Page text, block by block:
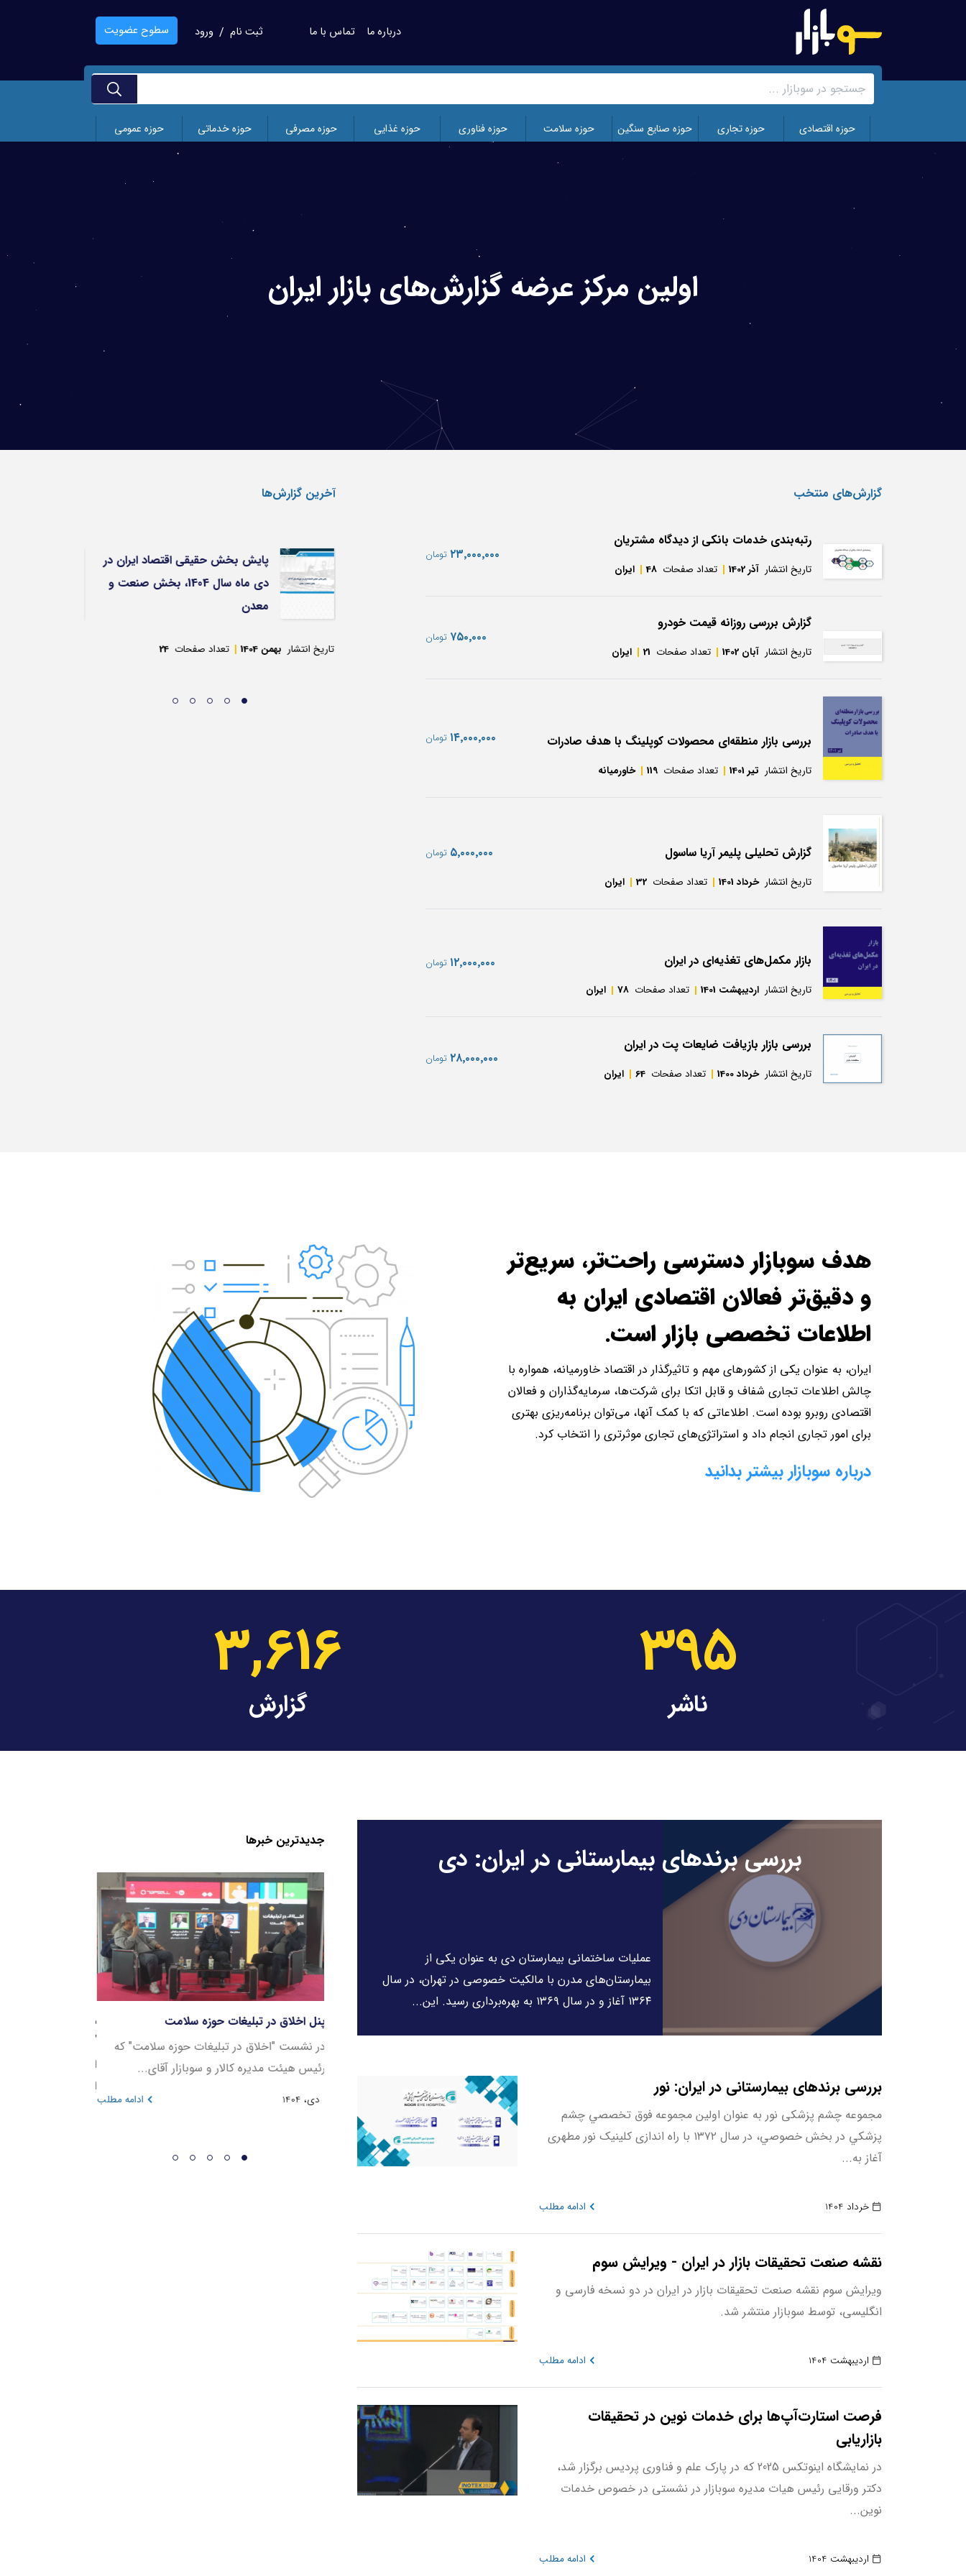
درباره ما تماس با ما ثبت نام / ورود سطوح عضویت
حوزه اقتصادی حوزه تجاری حوزه صنایع سنگین حوزه سلامت حوزه فناوری حوزه غذایی حوزه مصرفی حوزه خدماتی حوزه عمومی
اولین مرکز عرضه گزارش‌های بازار ایران
گزارش‌های منتخب
رتبه‌بندی خدمات بانکی از دیدگاه مشتریان
تاریخ انتشار آذر 1402 تعداد صفحات 48 ایران
‎۲۳٬۰۰۰٬۰۰۰ تومان
گزارش بررسی روزانه قیمت خودرو
تاریخ انتشار آبان 1402 تعداد صفحات 21 ایران
‎۷۵۰٬۰۰۰ تومان
بررسی بازار منطقه‌ای محصولات کوپلینگ با هدف صادرات
تاریخ انتشار تیر 1401 تعداد صفحات 119 خاورمیانه
‎۱۴٬۰۰۰٬۰۰۰ تومان
گزارش تحلیلی پلیمر آریا ساسول
تاریخ انتشار خرداد 1401 تعداد صفحات 32 ایران
‎۵٬۰۰۰٬۰۰۰ تومان
بازار مکمل‌های تغذیه‌ای در ایران
تاریخ انتشار اردیبهشت 1401 تعداد صفحات 78 ایران
‎۱۲٬۰۰۰٬۰۰۰ تومان
بررسی بازار بازیافت ضایعات پت در ایران
تاریخ انتشار خرداد 1400 تعداد صفحات 64 ایران
‎۲۸٬۰۰۰٬۰۰۰ تومان
آخرین گزارش‌ها
پایش بخش حقیقی اقتصاد ایران در
دی ماه سال 1404، بخش صنعت و
معدن
تاریخ انتشار بهمن 1404 تعداد صفحات 24
هدف سوبازار دسترسی راحت‌تر، سریع‌تر
و دقیق‌تر فعالان اقتصادی ایران به
اطلاعات تخصصی بازار است.
ایران، به عنوان یکی از کشورهای مهم و تاثیرگذار در اقتصاد خاورمیانه، همواره با
چالش اطلاعات تجاری شفاف و قابل اتکا برای شرکت‌ها، سرمایه‌گذاران و فعالان
اقتصادی روبرو بوده است. اطلاعاتی که با کمک آنها، می‌توان برنامه‌ریزی بهتری
برای امور تجاری انجام داد و استراتژی‌های تجاری موثرتری را انتخاب کرد.
درباره سوبازار بیشتر بدانید
ناشر
395
گزارش
3,616
بررسی برندهای بیمارستانی در ایران: دی
عملیات ساختمانی بیمارستان دی به عنوان یکی از
بیمارستان‌های مدرن با مالکیت خصوصی در تهران، در سال
۱۳۶۴ آغاز و در سال ۱۳۶۹ به بهره‌برداری رسید. این...
بررسی برندهای بیمارستانی در ایران: نور
مجموعه چشم پزشکی نور به عنوان اولين مجموعه فوق تخصصي چشم
پزشكي در بخش خصوصي، در سال ۱۳۷۲ با راه اندازی کلینیک نور مطهری
آغاز به...
خرداد 1404 ادامه مطلب
نقشه صنعت تحقیقات بازار در ایران - ویرایش سوم
ویرایش سوم نقشه صنعت تحقیقات بازار در ایران در دو نسخه فارسی و
انگلیسی، توسط سوبازار منتشر شد.
اردیبهشت 1404 ادامه مطلب
فرصت استارت‌آپ‌ها برای خدمات نوین در تحقیقات
بازاریابی
در نمایشگاه اینوتکس 2025 که در پارک علم و فناوری پردیس برگزار شد،
دکتر ورقایی رئیس هیات مدیره سوبازار در نشستی در خصوص خدمات
نوین...
اردیبهشت 1404 ادامه مطلب
جدید‌ترین خبر‌ها
پنل اخلاق در تبلیغات حوزه سلامت
در نشست "اخلاق در تبلیغات حوزه سلامت" که
رئیس هیئت مدیره کالار و سوبازار آقای...
دی، 1404 ادامه مطلب
بازار جهانی خدمات
2032
این نمودار روند
انتخابی را در بازه زمانی